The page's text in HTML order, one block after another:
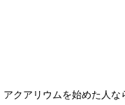
アクアリウムを始めた人